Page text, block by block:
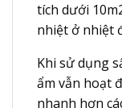
tích dưới
nhiệt ở nhiệt
Khi sử dụng
ẩm vẫn hoạt
nhanh hơn